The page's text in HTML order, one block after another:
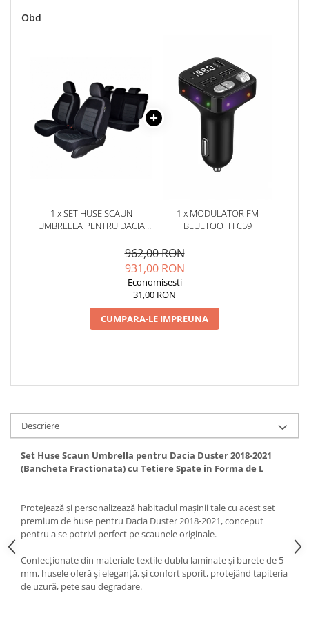
Pompa Spalator Parbriz
Marcaje si Echipamente de
Accesorii Cabina Camion
Echipamente Electrice si
Pneumatice
Aditivi Auto
Aditivi Combustibil
Aditivi DPF, Sistem Racire si
Spray Curatare Frane
Curatare si Detailing Interior
Curatare si Detailing Exterior
Produse de Iarna
Produse de Vara
Blog
Obd
1 x SET HUSE SCAUN
UMBRELLA PENTRU DACIA
(BANCHETA FRACTIONATA)
CU TETIERE SPATE IN FORMA
1 x MODULATOR FM
BLUETOOTH C59
962,00 RON
931,00 RON
Economisesti
31,00 RON
CUMPARA-LE IMPREUNA
Descriere
Set Huse Scaun Umbrella pentru Dacia Duster 2018-2021
(Bancheta Fractionata) cu Tetiere Spate in Forma de L
Protejează și personalizează habitaclul mașinii tale cu acest set
premium de huse pentru Dacia Duster 2018-2021, conceput
pentru a se potrivi perfect pe scaunele originale.
Confecționate din materiale textile dublu laminate și burete de 5
mm, husele oferă și eleganță, și confort sporit, protejând tapiteria
de uzură, pete sau degradare.